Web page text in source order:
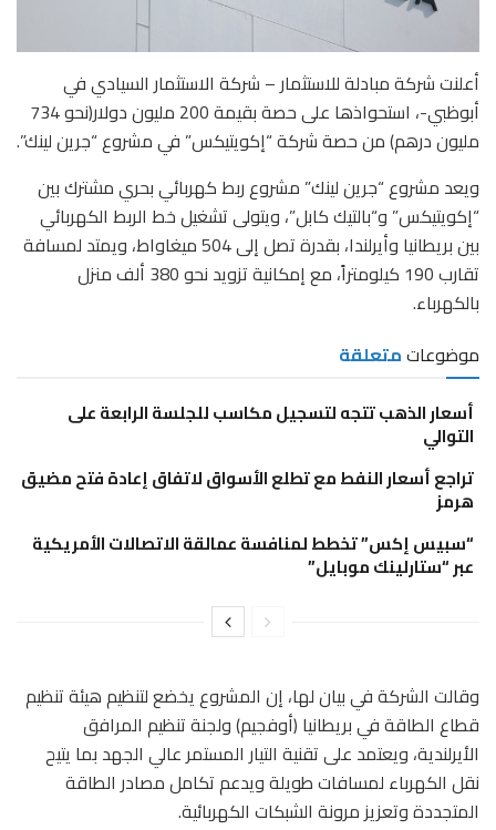
أعلنت شركة مبادلة للاستثمار – شركة الاستثمار السيادي في
أبوظبي-، استحواذها على حصة بقيمة 200 مليون دولار(نحو 734
مليون درهم) من حصة شركة “إكويتيكس” في مشروع “جرين لينك”.
ويعد مشروع “جرين لينك” مشروع ربط كهربائي بحري مشترك بين
“إكويتيكس” و“بالتيك كابل”، ويتولى تشغيل خط الربط الكهربائي
بين بريطانيا وأيرلندا، بقدرة تصل إلى 504 ميغاواط، ويمتد لمسافة
تقارب 190 كيلومتراً، مع إمكانية تزويد نحو 380 ألف منزل
بالكهرباء.
موضوعاتمتعلقة
أسعار الذهب تتجه لتسجيل مكاسب للجلسة الرابعة على
التوالي
تراجع أسعار النفط مع تطلع الأسواق لاتفاق إعادة فتح مضيق
هرمز
“سبيس إكس” تخطط لمنافسة عمالقة الاتصالات الأمريكية
عبر “ستارلينك موبايل”
وقالت الشركة في بيان لها، إن المشروع يخضع لتنظيم هيئة تنظيم
قطاع الطاقة في بريطانيا (أوفجيم) ولجنة تنظيم المرافق
الأيرلندية، ويعتمد على تقنية التيار المستمر عالي الجهد بما يتيح
نقل الكهرباء لمسافات طويلة ويدعم تكامل مصادر الطاقة
المتجددة وتعزيز مرونة الشبكات الكهربائية.